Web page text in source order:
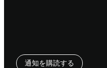
通知を購読する